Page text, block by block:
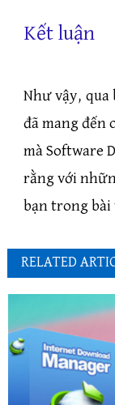
Kết luận
Như vậy, qua
đã mang đến
mà Software
rằng với
bạn trong bài
RELATED